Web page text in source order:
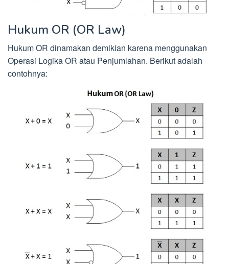
Hukum OR (OR Law)
Hukum OR dinamakan demikian karena menggunakan
Operasi Logika OR atau Penjumlahan. Berikut adalah
contohnya: